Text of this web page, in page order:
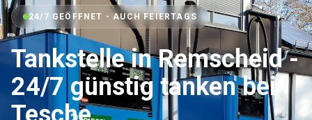
24/7 GEÖFFNET - AUCH FEIERTAGS
Tankstelle in Remscheid -
24/7 günstig tanken bei